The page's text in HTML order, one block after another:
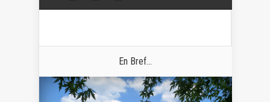
En Bref...